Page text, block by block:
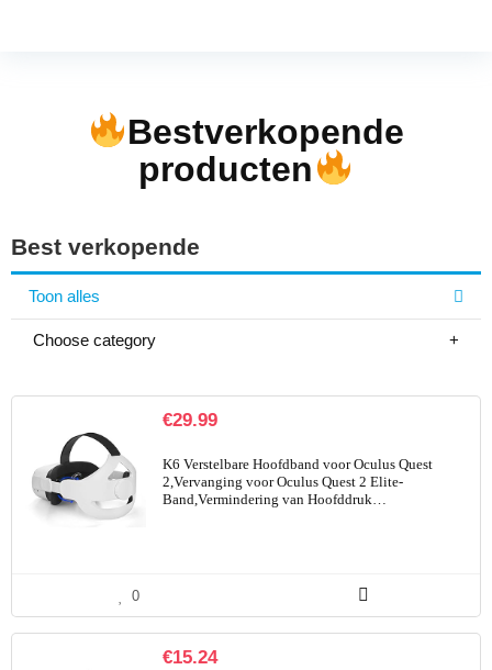
Bestverkopende
producten
Best verkopende
Toon alles
Choose category
€29.99
K6 Verstelbare Hoofdband voor Oculus Quest
2,Vervanging voor Oculus Quest 2 Elite-
Band,Vermindering van Hoofddruk…
0
€15.24